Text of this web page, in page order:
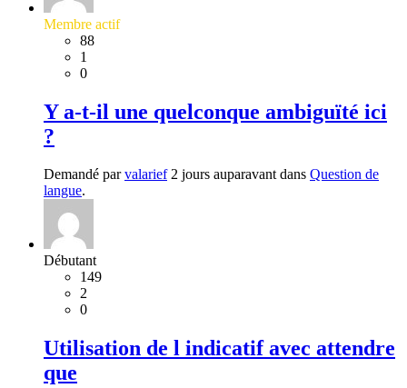
Membre actif
88
1
0
Y a-t-il une quelconque ambiguïté ici
?
Demandé parvalarief2 jours auparavant dans Question de
langue.
Débutant
149
2
0
Utilisation de l indicatif avec attendre
que